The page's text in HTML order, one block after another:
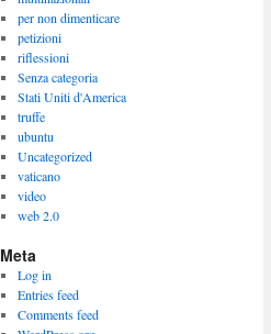
per non dimenticare
petizioni
riflessioni
Senza categoria
Stati Uniti d'America
truffe
ubuntu
Uncategorized
vaticano
video
web 2.0
Meta
Log in
Entries feed
Comments feed